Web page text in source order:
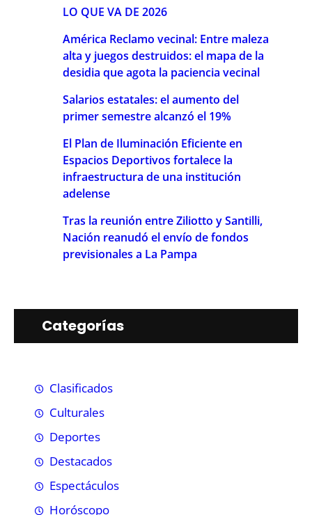
LO QUE VA DE 2026
América Reclamo vecinal: Entre maleza
alta y juegos destruidos: el mapa de la
desidia que agota la paciencia vecinal
Salarios estatales: el aumento del
primer semestre alcanzó el 19%
El Plan de Iluminación Eficiente en
Espacios Deportivos fortalece la
infraestructura de una institución
adelense
Tras la reunión entre Ziliotto y Santilli,
Nación reanudó el envío de fondos
previsionales a La Pampa
Categorías
Clasificados
Culturales
Deportes
Destacados
Espectáculos
Horóscopo